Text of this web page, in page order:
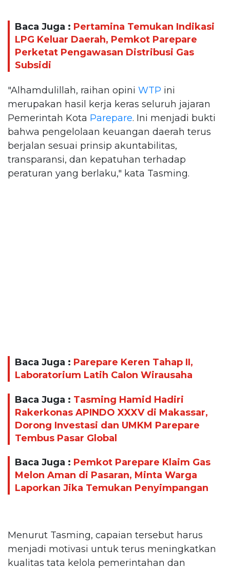
Baca Juga : Pertamina Temukan Indikasi
LPG Keluar Daerah, Pemkot Parepare
Perketat Pengawasan Distribusi Gas
Subsidi
"Alhamdulillah, raihan opini WTP ini
merupakan hasil kerja keras seluruh jajaran
Pemerintah Kota Parepare. Ini menjadi bukti
bahwa pengelolaan keuangan daerah terus
berjalan sesuai prinsip akuntabilitas,
transparansi, dan kepatuhan terhadap
peraturan yang berlaku," kata Tasming.
Baca Juga : Parepare Keren Tahap II,
Laboratorium Latih Calon Wirausaha
Baca Juga : Tasming Hamid Hadiri
Rakerkonas APINDO XXXV di Makassar,
Dorong Investasi dan UMKM Parepare
Tembus Pasar Global
Baca Juga : Pemkot Parepare Klaim Gas
Melon Aman di Pasaran, Minta Warga
Laporkan Jika Temukan Penyimpangan
Menurut Tasming, capaian tersebut harus
menjadi motivasi untuk terus meningkatkan
kualitas tata kelola pemerintahan dan